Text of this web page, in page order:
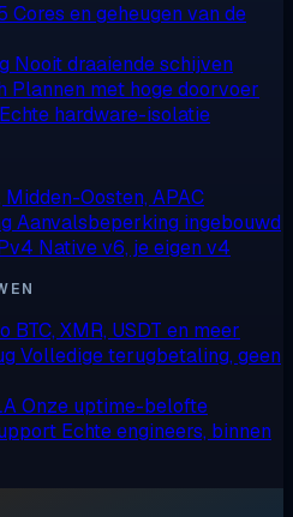
Cores en geheugen van de
Nooit draaiende schijven
Plannen met hoge doorvoer
Echte hardware-isolatie
Midden-Oosten, APAC
Aanvalsbeperking ingebouwd
Native v6, je eigen v4
BTC, XMR, USDT en meer
Volledige terugbetaling, geen
Onze uptime-belofte
Echte engineers, binnen